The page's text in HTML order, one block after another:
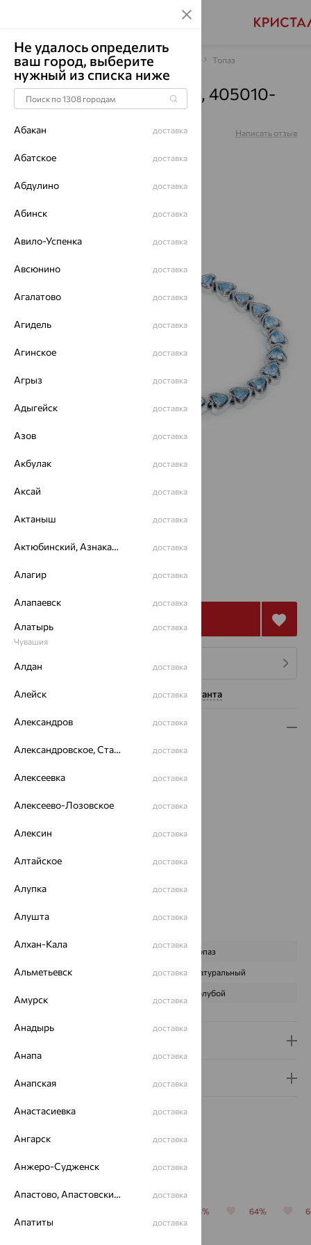
Главная Каталог Браслеты декоративные Топаз
Браслет, серебро, топаз, 405010-
002-0019
Артикул: Написать отзыв
от 9 913 27 537
4 платежа по 2 478₽
Нужна помощь консультанта
Описание
Вид изделия:декоративные
Металл:
Проба:925
Вставка:
Бренд:INTALIA
Вес металла:
Наименование цвета вставки:
Голубой
Топаз
ПРОИСХОЖДЕНИЕ Натуральный
Голубой
Гарантия и возврат
Похожие изделия
64% 64%
Не удалось определить
ваш город, выберите
нужный из списка ниже
Абакан доставка
Абатское доставка
Абдулино доставка
Абинск доставка
Авило-Успенка доставка
Авсюнино доставка
Агалатово доставка
Агидель доставка
Агинское доставка
Агрыз доставка
Адыгейск доставка
Азов доставка
Акбулак доставка
Аксай доставка
Актаныш доставка
Актюбинский, Азнакаевский район доставка
Алагир доставка
Алапаевск доставка
Алатырь
Чувашия
доставка
Алдан доставка
Алейск доставка
Александров доставка
Александровское, Ставропольский край доставка
Алексеевка доставка
Алексеево-Лозовское доставка
Алексин доставка
Алтайское доставка
Алупка доставка
Алушта доставка
Алхан-Кала доставка
Альметьевск доставка
Амурск доставка
Анадырь доставка
Анапа доставка
Анапская доставка
Анастасиевка доставка
Ангарск доставка
Анжеро-Судженск доставка
Апастово, Апастовский район доставка
Апатиты доставка